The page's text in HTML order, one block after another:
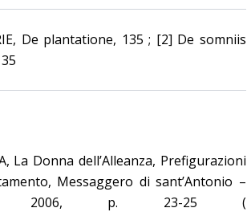
De plantatione, 135 ; [2] De somniis
La Donna dell’Alleanza, Prefigurazioni
Messaggero di sant’Antonio –
2006, p. 23-25 (